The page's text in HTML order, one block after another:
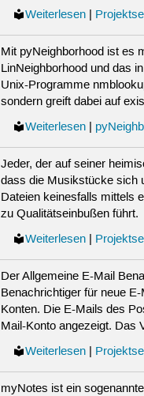
Weiterlesen|
Mit pyNeighborhood ist es
LinNeighborhood und das
Unix-Programme
sondern greift dabei auf
Weiterlesen|
Jeder, der auf seiner
dass die Musikstücke sich
Dateien keinesfalls mittels
zu Qualitätseinbußen führt.
Weiterlesen|
Der Allgemeine E-Mail
Benachrichtiger für neue
Konten. Die E-Mails des
Mail-Konto angezeigt. Das
Weiterlesen|
myNotes ist ein